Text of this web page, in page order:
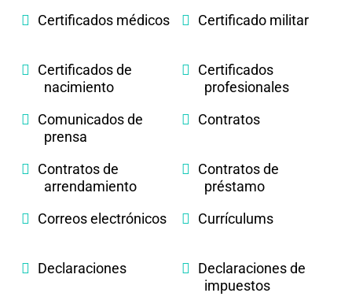
Certificados médicos
Certificado militar
Certificados de
nacimiento
Certificados
profesionales
Comunicados de
prensa
Contratos
Contratos de
arrendamiento
Contratos de
préstamo
Correos electrónicos
Currículums
Declaraciones
Declaraciones de
impuestos